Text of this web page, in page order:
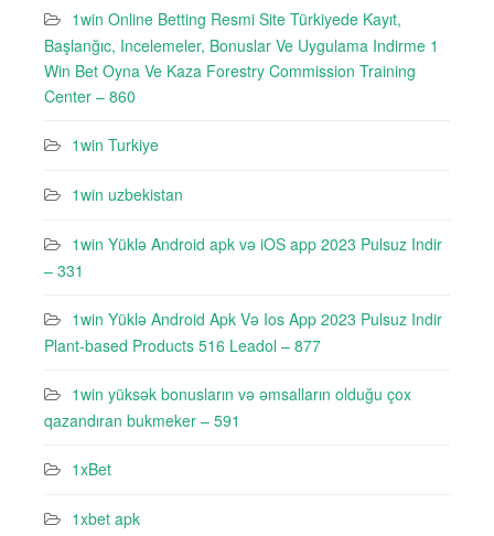
1win Online Betting Resmi Site Türkiyede Kayıt,
Başlanğıc, Incelemeler, Bonuslar Ve Uygulama Indirme 1
Win Bet Oyna Ve Kaza Forestry Commission Training
Center – 860
1win Turkiye
1win uzbekistan
1win Yüklə Android apk və iOS app 2023 Pulsuz Indir
– 331
1win Yüklə Android Apk Və Ios App 2023 Pulsuz Indir
Plant-based Products 516 Leadol – 877
1win yüksək bonusların və əmsalların olduğu çox
qazandıran bukmeker – 591
1xBet
1xbet apk